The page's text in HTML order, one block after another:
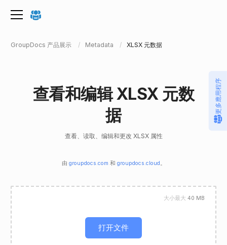
GroupDocs 产品展示 Metadata XLSX 元数据
查看和编辑 XLSX 元数
据
查看、读取、编辑和更改 XLSX 属性
由 groupdocs.com 和 groupdocs.cloud 。
打开文件
大小最大 40 MB
更多應用程序